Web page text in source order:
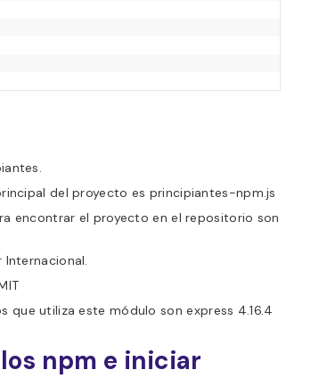
.
del proyecto es principiantes-npm.js
encontrar el proyecto en el repositorio son
Internacional.
que utiliza este módulo sonexpress 4.16.4
npm e iniciar